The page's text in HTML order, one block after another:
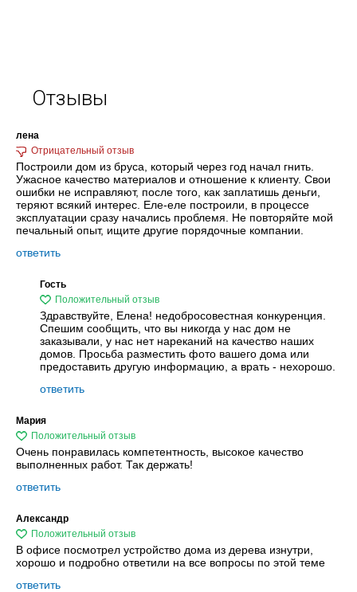
Отзывы
лена
Построили дом из бруса, который через год начал гнить.
Ужасное качество материалов и отношение к клиенту. Свои
ошибки не исправляют, после того, как заплатишь деньги,
теряют всякий интерес. Еле-еле построили, в процессе
эксплуатации сразу начались проблемя. Не повторяйте мой
печальный опыт, ищите другие порядочные компании.
ответить
Гость
Здравствуйте, Елена! недобросовестная конкуренция.
Спешим сообщить, что вы никогда у нас дом не
заказывали, у нас нет нареканий на качество наших
домов. Просьба разместить фото вашего дома или
предоставить другую информацию, а врать - нехорошо.
ответить
Мария
Очень понравилась компетентность, высокое качество
выполненных работ. Так держать!
ответить
Александр
В офисе посмотрел устройство дома из дерева изнутри,
хорошо и подробно ответили на все вопросы по этой теме
ответить